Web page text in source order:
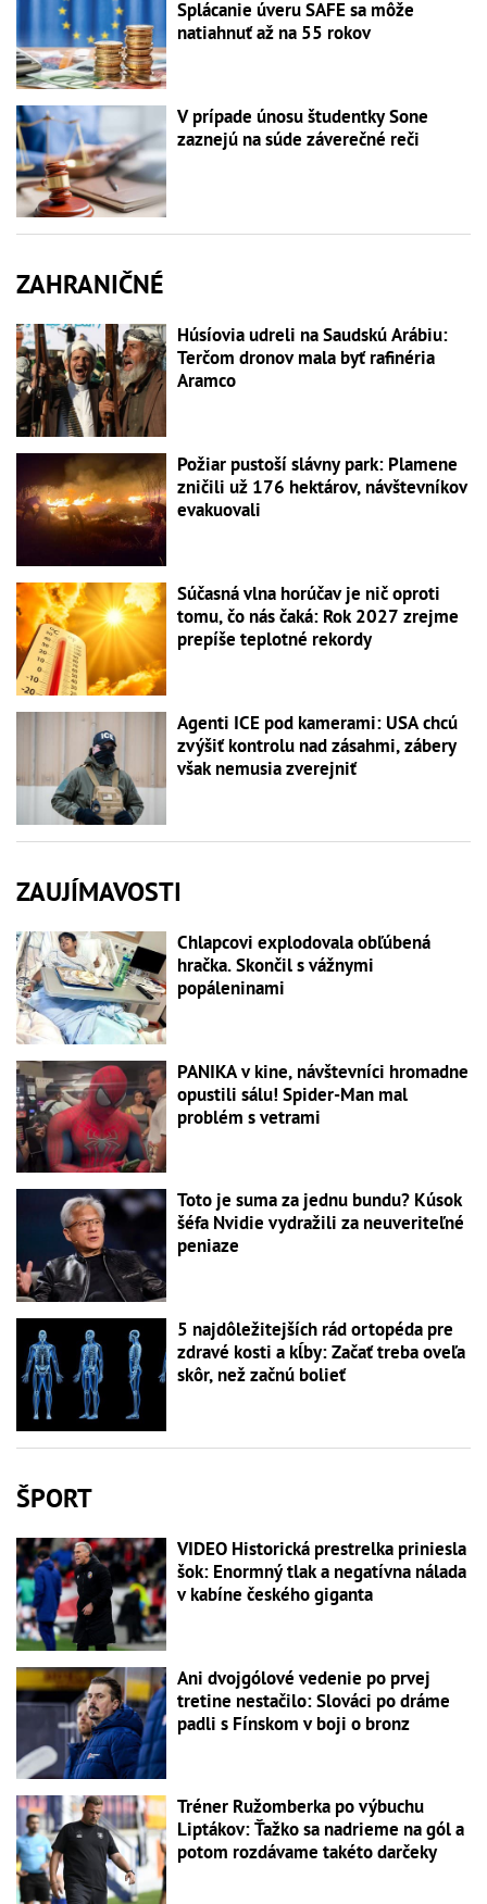
Splácanie úveru SAFE sa môže
natiahnuť až na 55 rokov
V prípade únosu študentky Sone
zaznejú na súde záverečné reči
ZAHRANIČNÉ
Húsíovia udreli na Saudskú Arábiu:
Terčom dronov mala byť rafinéria
Aramco
Požiar pustoší slávny park: Plamene
zničili už 176 hektárov, návštevníkov
evakuovali
Súčasná vlna horúčav je nič oproti
tomu, čo nás čaká: Rok 2027 zrejme
prepíše teplotné rekordy
Agenti ICE pod kamerami: USA chcú
zvýšiť kontrolu nad zásahmi, zábery
však nemusia zverejniť
ZAUJÍMAVOSTI
Chlapcovi explodovala obľúbená
hračka. Skončil s vážnymi
popáleninami
PANIKA v kine, návštevníci hromadne
opustili sálu! Spider-Man mal
problém s vetrami
Toto je suma za jednu bundu? Kúsok
šéfa Nvidie vydražili za neuveriteľné
peniaze
5 najdôležitejších rád ortopéda pre
zdravé kosti a kĺby: Začať treba oveľa
skôr, než začnú bolieť
ŠPORT
VIDEO Historická prestrelka priniesla
šok: Enormný tlak a negatívna nálada
v kabíne českého giganta
Ani dvojgólové vedenie po prvej
tretine nestačilo: Slováci po dráme
padli s Fínskom v boji o bronz
Tréner Ružomberka po výbuchu
Liptákov: Ťažko sa nadrieme na gól a
potom rozdávame takéto darčeky